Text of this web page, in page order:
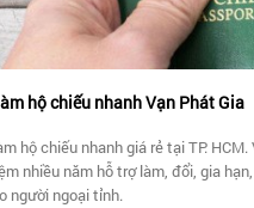
hộ chiếu nhanh Vạn Phát Gia
hộ chiếu nhanh giá rẻ tại TP.
nhiều năm hỗ trợ làm, đổi, gia
người ngoại tỉnh.